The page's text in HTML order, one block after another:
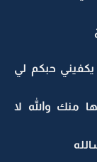
يكفيني حبكم لي
منك والله لا